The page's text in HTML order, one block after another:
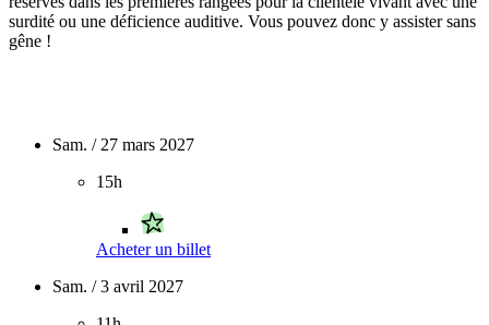
surdité ou une déficience auditive. Vous pouvez donc y assister sans
gêne !
Sam. / 27 mars 2027
15h
Acheter un billet
Sam. / 3 avril 2027